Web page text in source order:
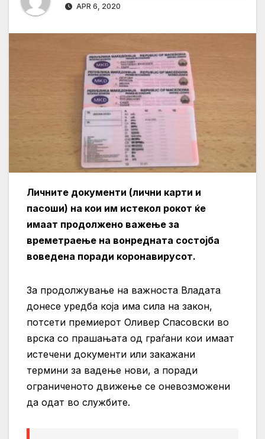
APR 6, 2020
Личните документи (лични карти и
пасоши) на кои им истекол рокот ќе
имаат продолжено важење за
времетраење на вонредната состојба
воведена поради коронавирусот.
За продолжување на важноста Владата
донесе уредба која има сила на закон,
потсети премиерот Оливер Спасовски во
врска со прашањата од граѓани кои имаат
истечени документи или закажани
термини за вадење нови, а поради
ограниченото движење се оневозможени
да одат во службите.